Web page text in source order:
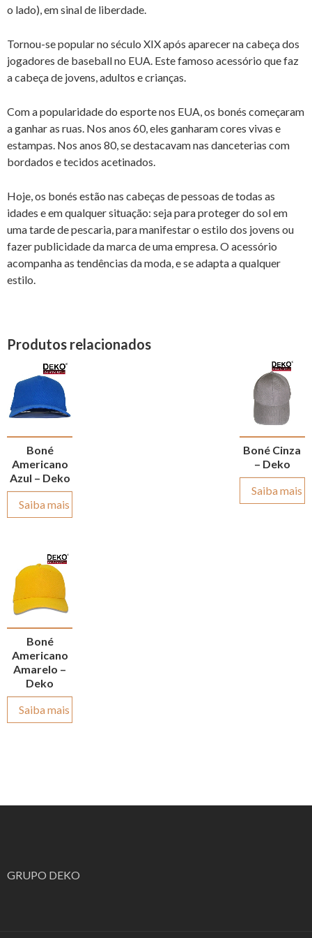
o lado), em sinal de liberdade.
Tornou-se popular no século XIX após aparecer na cabeça dos
jogadores de baseball no EUA. Este famoso acessório que faz
a cabeça de jovens, adultos e crianças.
Com a popularidade do esporte nos EUA, os bonés começaram
a ganhar as ruas. Nos anos 60, eles ganharam cores vivas e
estampas. Nos anos 80, se destacavam nas danceterias com
bordados e tecidos acetinados.
Hoje, os bonés estão nas cabeças de pessoas de todas as
idades e em qualquer situação: seja para proteger do sol em
uma tarde de pescaria, para manifestar o estilo dos jovens ou
fazer publicidade da marca de uma empresa. O acessório
acompanha as tendências da moda, e se adapta a qualquer
estilo.
Produtos relacionados
Boné
Americano
Azul – Deko
Saiba mais
Boné Cinza
– Deko
Saiba mais
Boné
Americano
Amarelo –
Deko
Saiba mais
GRUPO DEKO